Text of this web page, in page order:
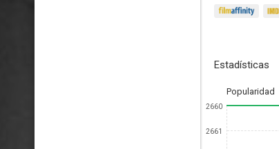
Estadísticas
Popularidad
2660
2661